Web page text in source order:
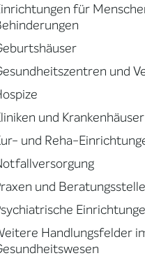
für
und
und Krankenhäuser
und Reha-
und
Handlungsfelder